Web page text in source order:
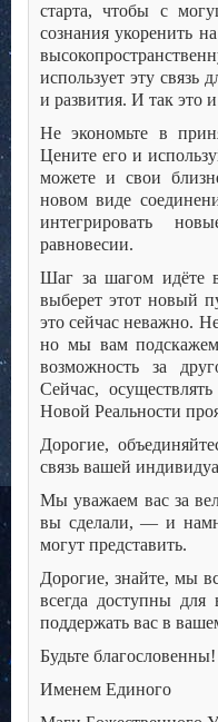
старта, чтобы с
сознания укоренить
использует эту связь
и развития. И так это
Не экономьте в
Цените его и
можете и свои
новом виде
интегрировать
равновесии.
Шаг за шагом идёте
выберет этот новый
это сейчас неважно.
но мы вам
возможность за
Сейчас,
Новой Реальности
Дорогие,
связь вашей
Мы уважаем вас за
вы сделали, — и
могут представить.
Дорогие, знайте, мы
всегда доступны
поддержать вас в
Будьте благословенны!
Именем Единого